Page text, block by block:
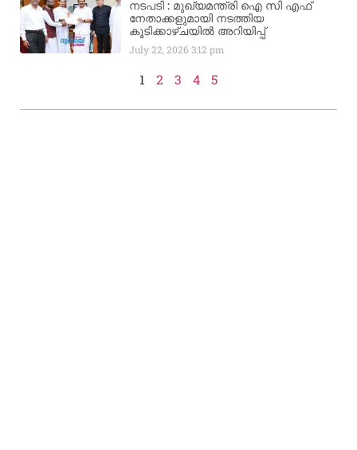
നടപടി : മുഖ്യമന്ത്രി ഐ സി എഫ്
നേതാക്കളുമായി നടത്തിയ
കൂടിക്കാഴ്ചയിൽ അറിയിപ്പ്
July 22, 20263:12 pm
1 2 3 4 5